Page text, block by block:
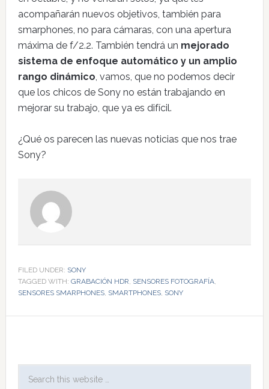
acompañarán nuevos objetivos, también para
smarphones, no para cámaras, con una apertura
máxima de f/2.2. También tendrá un mejorado
sistema de enfoque automático y un amplio
rango dinámico, vamos, que no podemos decir
que los chicos de Sony no están trabajando en
mejorar su trabajo, que ya es difícil.
¿Qué os parecen las nuevas noticias que nos trae
Sony?
FILED UNDER: SONY
TAGGED WITH: GRABACIÓN HDR, SENSORES FOTOGRAFÍA,
SENSORES SMARPHONES, SMARTPHONES, SONY